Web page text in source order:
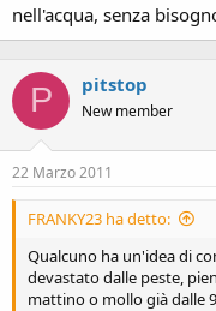
nell'acqua, senza
P pitstop
New member
22 Marzo 2011
FRANKY23 ha detto:
Qualcuno ha un'idea di
devastato dalle peste,
mattino o mollo già dalle